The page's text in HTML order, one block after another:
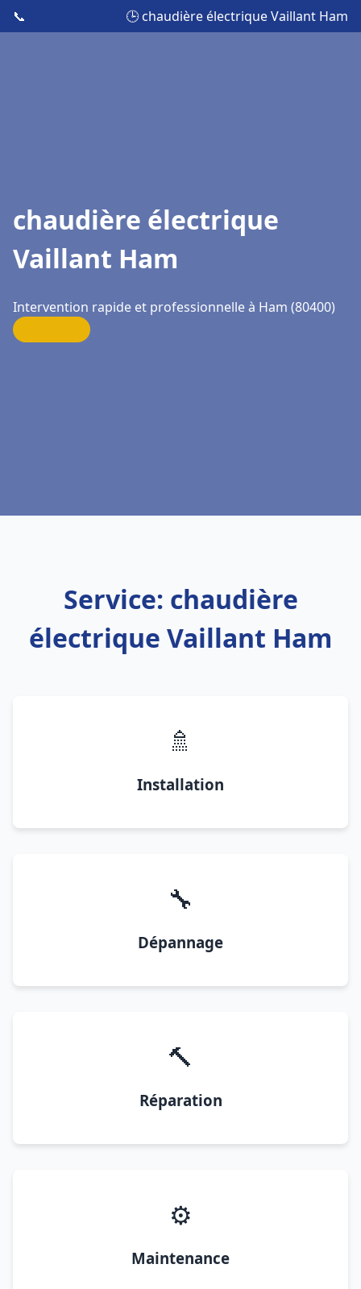
📞 🕒 chaudière électrique Vaillant Ham
chaudière électrique
Vaillant Ham
Intervention rapide et professionnelle à Ham (80400)
Service: chaudière
électrique Vaillant Ham
🚿
Installation
🔧
Dépannage
🔨
Réparation
⚙️
Maintenance